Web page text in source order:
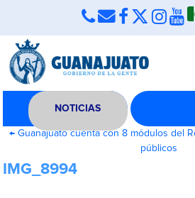
NOTICIAS
← Guanajuato cuenta con 8 módulos del
públicos
IMG_8994